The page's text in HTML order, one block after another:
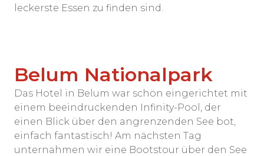
leckerste Essen zu finden sind.
Belum Nationalpark
Das Hotel in Belum war schön eingerichtet mit
einem beeindruckenden Infinity-Pool, der
einen Blick über den angrenzenden See bot,
einfach fantastisch! Am nächsten Tag
unternahmen wir eine Bootstour über den See